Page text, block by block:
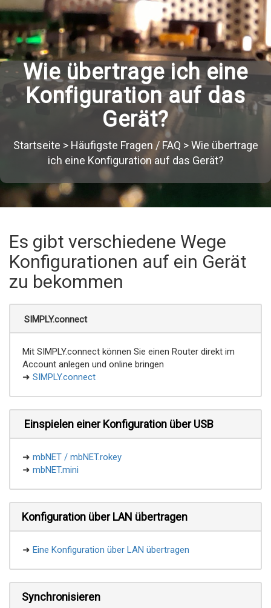
Wie übertrage ich eine
Konfiguration auf das
Gerät?
Startseite > Häufigste Fragen / FAQ > Wie übertrage
ich eine Konfiguration auf das Gerät?
Es gibt verschiedene Wege
Konfigurationen auf ein Gerät
zu bekommen
SIMPLY.connect
Mit SIMPLY.connect können Sie einen Router direkt im
Account anlegen und online bringen
➜ SIMPLY.connect
Einspielen einer Konfiguration über USB
➜ mbNET / mbNET.rokey
➜ mbNET.mini
Konfiguration über LAN übertragen
➜ Eine Konfiguration über LAN übertragen
Synchronisieren